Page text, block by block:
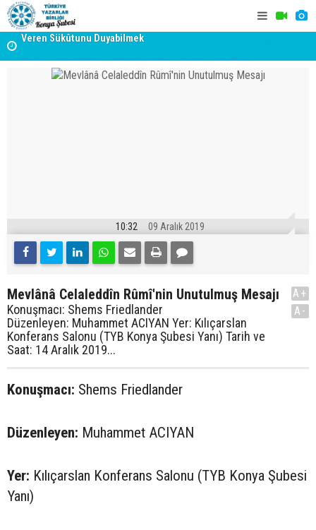
Veren Sükûtunu Duyabilmek
Erzincan’da Kültür ve Edebiyat Zirvesi - Nurettin Topçu
Sokağı Açılışı
10:32 09 Aralık 2019
Mevlânâ Celaleddîn Rûmî'nin Unutulmuş Mesajı
Konuşmacı: Shems Friedlander
Düzenleyen: Muhammet ACIYAN Yer: Kılıçarslan
Konferans Salonu (TYB Konya Şubesi Yanı) Tarih ve
Saat: 14 Aralık 2019...
A+
A-
Konuşmacı: Shems Friedlander
Düzenleyen: Muhammet ACIYAN
Yer: Kılıçarslan Konferans Salonu (TYB Konya Şubesi
Yanı)